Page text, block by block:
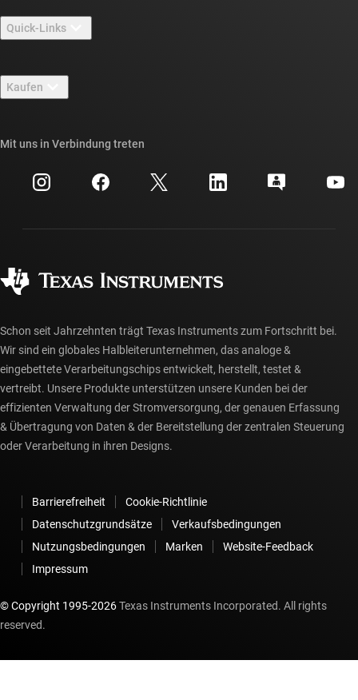
Stellenangebote
Newsroom
Veranstaltungen
Investorenbeziehungen
Quick-Links
TI E2E™-Design-Support-Foren
Querverweis-Suche
Kundensupportzentrum
myTI-Konto FAQs
Kaufen
Häufig gestellte Fragen zu Bestellungen
Mit uns in Verbindung treten
Schon seit Jahrzehnten trägt Texas Instruments zum Fortschritt bei.
Wir sind ein globales Halbleiterunternehmen, das analoge &
eingebettete Verarbeitungschips entwickelt, herstellt, testet &
vertreibt. Unsere Produkte unterstützen unsere Kunden bei der
effizienten Verwaltung der Stromversorgung, der genauen Erfassung
& Übertragung von Daten & der Bereitstellung der zentralen Steuerung
oder Verarbeitung in ihren Designs.
Barrierefreiheit
Cookie-Richtlinie
Datenschutzgrundsätze
Verkaufsbedingungen
Nutzungsbedingungen
Marken
Website-Feedback
Impressum
© Copyright 1995-2026Texas Instruments Incorporated. All rights
reserved.